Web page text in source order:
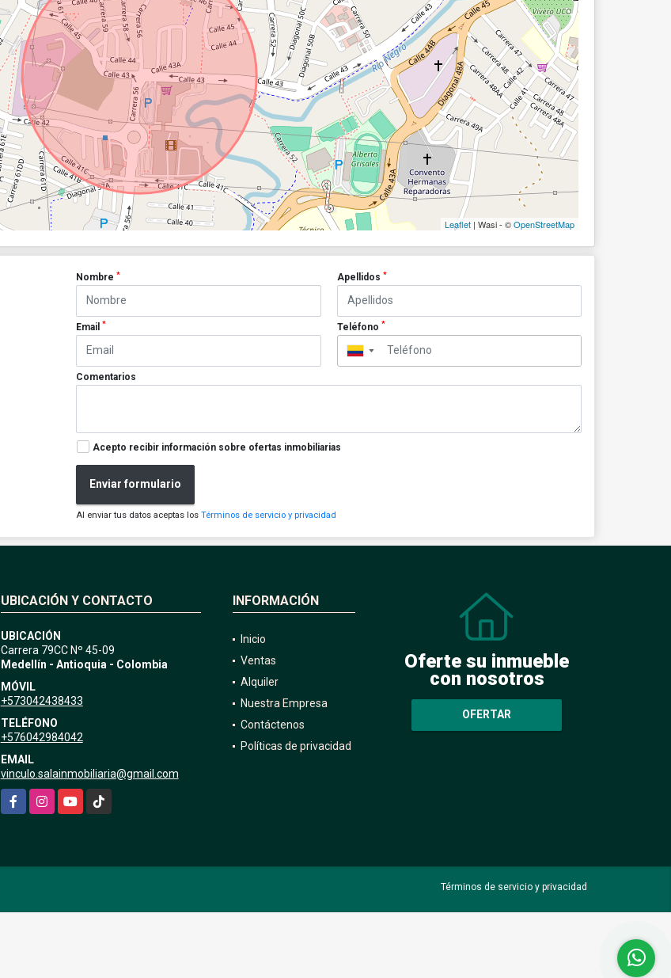
Leaflet | Wasi - ©OpenStreetMap
Nombre* Apellidos *
Email* Teléfono *
▼
Comentarios
Acepto recibir información sobre ofertas inmobiliarias
Enviar formulario
Al enviar tus datos aceptas losTérminos de servicio y privacidad
UBICACIÓN Y CONTACTO
UBICACIÓN
Carrera 79CC Nº 45-09
Medellín - Antioquia - Colombia
MÓVIL
+573042438433
TELÉFONO
+576042984042
EMAIL
vinculo.salainmobiliaria@gmail.com
FacebookInstagramYouTubeTikTok
INFORMACIÓN
Inicio
Ventas
Alquiler
Nuestra Empresa
Contáctenos
Políticas de privacidad
Oferte su inmueble
con nosotros
OFERTAR
Términos de servicio y privacidad